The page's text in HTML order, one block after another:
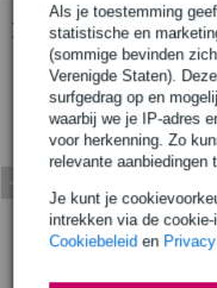
Als je toestemming
statistische en
(sommige bevinden
Verenigde Staten).
surfgedrag op en
waarbij we je IP-adres
voor herkenning. Zo
relevante aanbiedingen
Je kunt je
intrekken via de
Cookiebeleid en
Bekijk ook eens (7)